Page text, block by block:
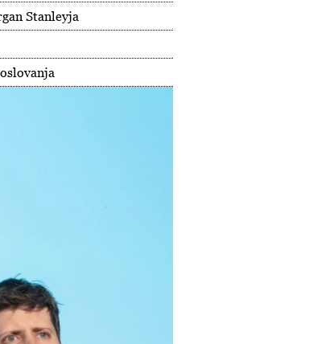
Stanleyja